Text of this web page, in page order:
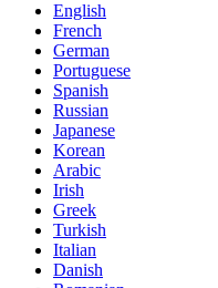
English
French
German
Portuguese
Spanish
Russian
Japanese
Korean
Arabic
Irish
Greek
Turkish
Italian
Danish